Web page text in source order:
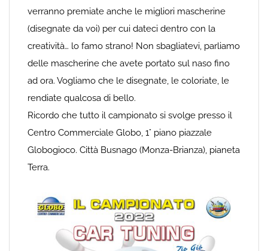
verranno premiate anche le migliori mascherine
(disegnate da voi) per cui dateci dentro con la
creatività… lo famo strano! Non sbagliatevi, parliamo
delle mascherine che avete portato sul naso fino
ad ora. Vogliamo che le disegnate, le coloriate, le
rendiate qualcosa di bello.
Ricordo che tutto il campionato si svolge presso il
Centro Commerciale Globo, 1° piano piazzale
Globogioco. Città Busnago (Monza-Brianza), pianeta
Terra.